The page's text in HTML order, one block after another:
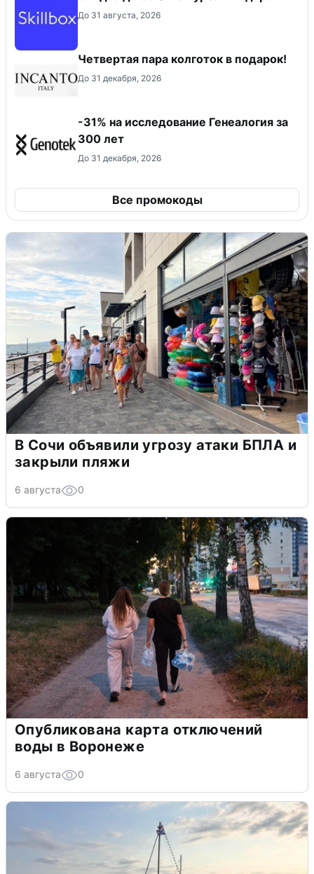
До 31 августа, 2026
Четвертая пара колготок в подарок!
До 31 декабря, 2026
-31% на исследование Генеалогия за
300 лет
До 31 декабря, 2026
Все промокоды
В Сочи объявили угрозу атаки БПЛА и
закрыли пляжи
6 августа 0
Опубликована карта отключений
воды в Воронеже
6 августа 0